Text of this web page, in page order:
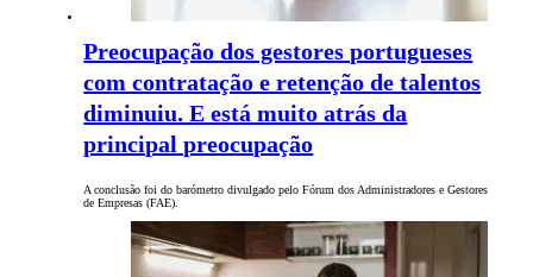
Preocupação dos gestores portugueses
com contratação e retenção de talentos
diminuiu. E está muito atrás da
principal preocupação
A conclusão foi do barómetro divulgado pelo Fórum dos Administradores e Gestores
de Empresas (FAE).